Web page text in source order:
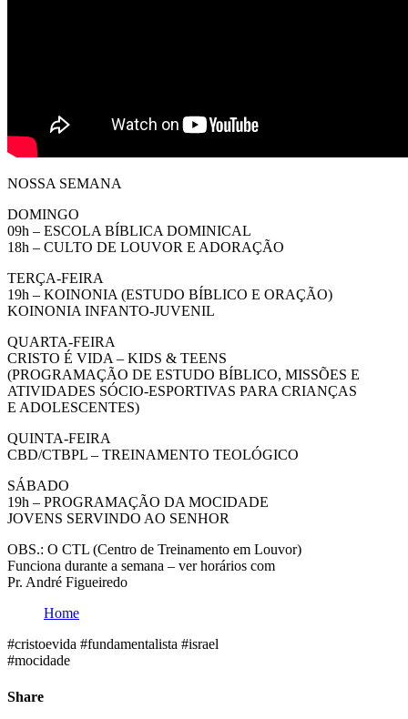
NOSSA SEMANA
DOMINGO
09h – ESCOLA BÍBLICA DOMINICAL
18h – CULTO DE LOUVOR E ADORAÇÃO
TERÇA-FEIRA
19h – KOINONIA (ESTUDO BÍBLICO E ORAÇÃO)
KOINONIA INFANTO-JUVENIL
QUARTA-FEIRA
CRISTO É VIDA – KIDS & TEENS
(PROGRAMAÇÃO DE ESTUDO BÍBLICO, MISSÕES E
ATIVIDADES SÓCIO-ESPORTIVAS PARA CRIANÇAS
E ADOLESCENTES)
QUINTA-FEIRA
CBD/CTBPL – TREINAMENTO TEOLÓGICO
SÁBADO
19h – PROGRAMAÇÃO DA MOCIDADE
JOVENS SERVINDO AO SENHOR
OBS.: O CTL (Centro de Treinamento em Louvor)
Funciona durante a semana – ver horários com
Pr. André Figueiredo
Home
#cristoevida #fundamentalista #israel
#mocidade
Share